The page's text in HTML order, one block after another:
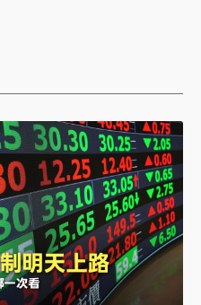
小孩的家庭所得平均超